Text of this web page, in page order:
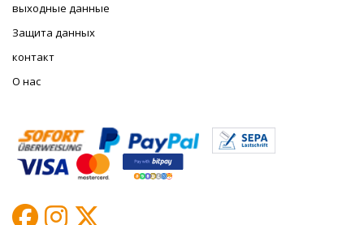
выходные данные
Защита данных
контакт
О нас